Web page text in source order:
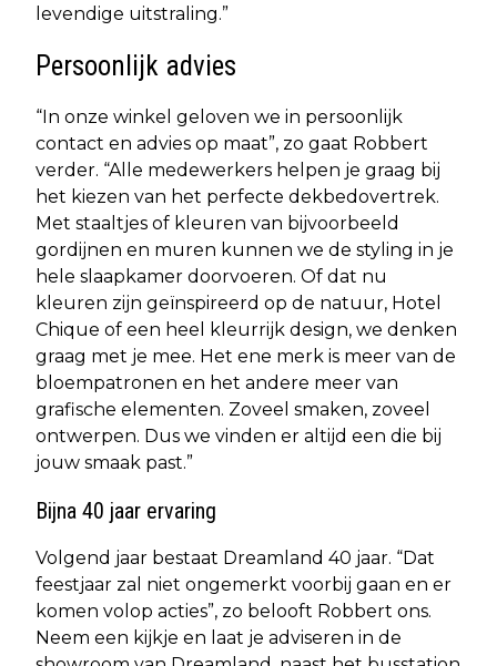
levendige uitstraling.”
Persoonlijk advies
“In onze winkel geloven we in persoonlijk
contact en advies op maat”, zo gaat Robbert
verder. “Alle medewerkers helpen je graag bij
het kiezen van het perfecte dekbedovertrek.
Met staaltjes of kleuren van bijvoorbeeld
gordijnen en muren kunnen we de styling in je
hele slaapkamer doorvoeren. Of dat nu
kleuren zijn geïnspireerd op de natuur, Hotel
Chique of een heel kleurrijk design, we denken
graag met je mee. Het ene merk is meer van de
bloempatronen en het andere meer van
grafische elementen. Zoveel smaken, zoveel
ontwerpen. Dus we vinden er altijd een die bij
jouw smaak past.”
Bijna 40 jaar ervaring
Volgend jaar bestaat Dreamland 40 jaar. “Dat
feestjaar zal niet ongemerkt voorbij gaan en er
komen volop acties”, zo belooft Robbert ons.
Neem een kijkje en laat je adviseren in de